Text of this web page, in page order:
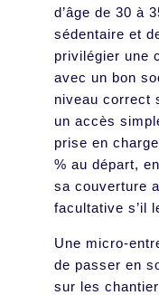
d’âge de 30 à
sédentaire et
privilégier une
avec un bon
niveau correct
un accès
prise en
% au départ,
sa couverture
facultative s’il
Une micro-
de passer en
sur les